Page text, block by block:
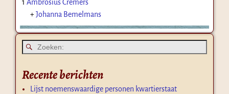
1 Ambrosius Cremers
+Johanna Bemelmans
Recente berichten
Lijst noemenswaardige personen kwartierstaat